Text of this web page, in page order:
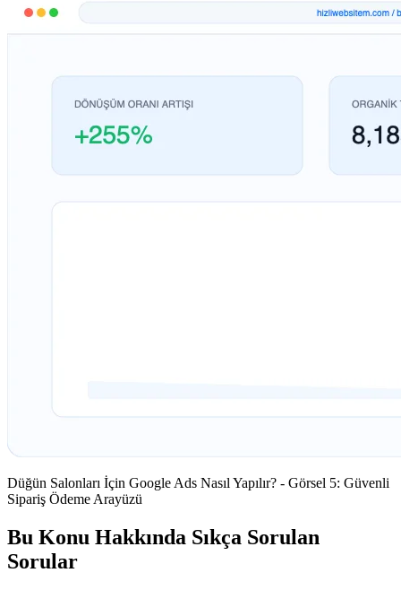
Düğün Salonları İçin Google Ads Nasıl Yapılır? - Görsel 5: Güvenli
Sipariş Ödeme Arayüzü
Bu Konu Hakkında Sıkça Sorulan
Sorular